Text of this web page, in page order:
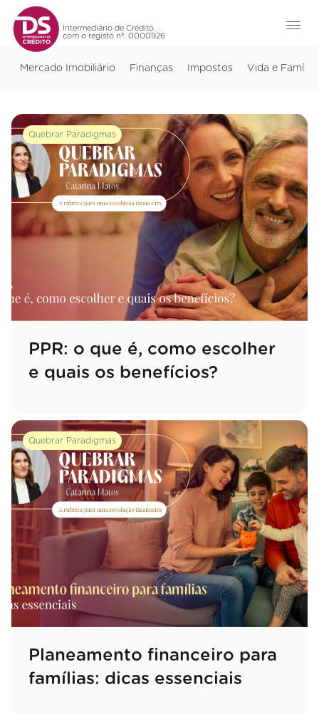
Intermediário de Crédito
com o registo nº. 0000926
Mercado Imobiliário Finanças Impostos Vida e Família
Quebrar Paradigmas
PPR: o que é, como escolher
e quais os benefícios?
Quebrar Paradigmas
Planeamento financeiro para
famílias: dicas essenciais